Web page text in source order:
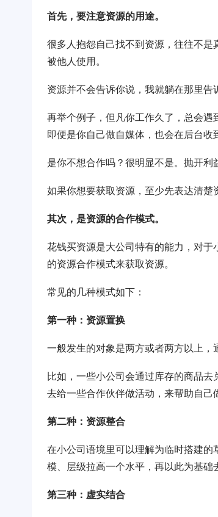
首先，要注意资源的用途。
很多人抱怨自己找不到资源，往往不
被他人使用。
资源并不会告诉你说，我就躺在那里告
再举个例子，但凡你工作久了，总会
即便是你自己做自媒体，也会在后台收
是你不想合作吗？很明显不是。抛开
如果你想要获取资源，至少先表达清楚
其次，是资源的合作模式。
花钱买资源是大公司特有的能力，对
的资源合作模式来获取资源。
常见的几种模式如下：
第一种：资源置换
一般发生的对象是两方或者两方以上，
比如，一些小公司会通过库存的商品
去给一些合作伙伴做活动，来帮助自己
第二种：资源整合
在小公司语境里可以理解为临时搭建
模、层级拉高一个水平，再以此为基础
第三种：虚实结合